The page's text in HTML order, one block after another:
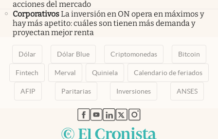
acciones del mercado
CorporativosLa inversión en ON opera en máximos y
hay más apetito: cuáles son tienen más demanda y
proyectan mejor renta
Dólar Dólar Blue Criptomonedas Bitcoin
Fintech Merval Quiniela Calendario de feriados
AFIP Paritarias Inversiones ANSES
abre en nueva pestaña
abre en nueva pestaña
abre en nueva pestaña
abre en nueva pestaña
abre en nueva pestaña